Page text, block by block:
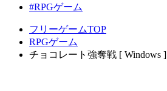
#RPGゲーム
フリーゲームTOP
RPGゲーム
チョコレート強奪戦 [ Windows ]